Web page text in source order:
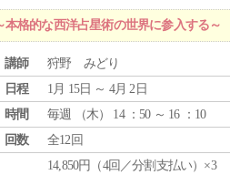
格的な西洋占星術の世界に参入する～
講師
狩野 みどり
日程
1月 15日 ～ 4月 2日
時間
毎週 （木） 14 ：50 ～ 16 ：10
回数
全12回
14,850円（4回／分割支払い）×3